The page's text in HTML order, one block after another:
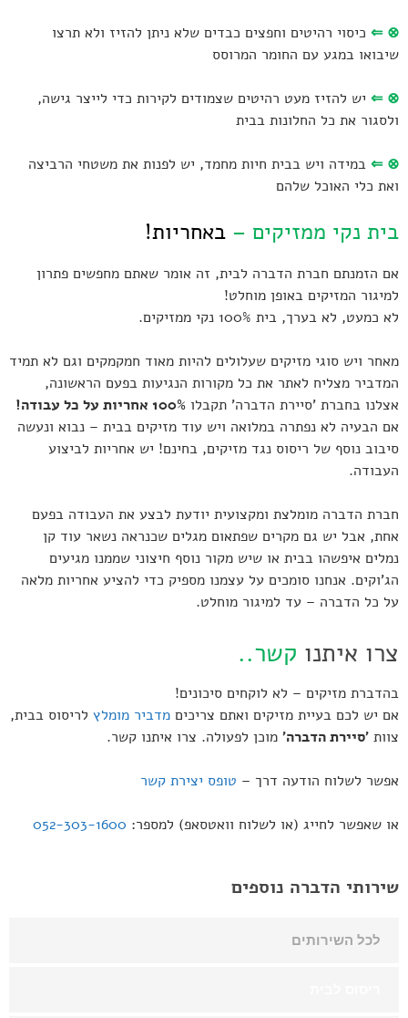
שירותי הדברה נוספים
לכל השירותים
⊗
⇐ כיסוי רהיטים וחפצים כבדים שלא ניתן להזיז ולא תרצו
שיבואו במגע עם החומר המרוסס
⊗
⇐ יש להזיז מעט רהיטים שצמודים לקירות כדי לייצר גישה,
ולסגור את כל החלונות בבית
⊗
⇐ במידה ויש בבית חיות מחמד, יש לפנות את משטחי הרביצה
ואת כלי האוכל שלהם
בית נקי ממזיקים – באחריות!
אם הזמנתם חברת הדברה לבית, זה אומר שאתם מחפשים פתרון
למיגור המזיקים באופן מוחלט!
לא כמעט, לא בערך, בית 100% נקי ממזיקים.
מאחר ויש סוגי מזיקים שעלולים להיות מאוד חמקמקים וגם לא תמיד
המדביר מצליח לאתר את כל מקורות הנגיעות בפעם הראשונה,
אצלנו בחברת 'סיירת הדברה' תקבלו 100% אחריות על כל עבודה!
אם הבעיה לא נפתרה במלואה ויש עוד מזיקים בבית – נבוא ונעשה
סיבוב נוסף של ריסוס נגד מזיקים, בחינם! יש אחריות לביצוע
העבודה.
חברת הדברה מומלצת ומקצועית יודעת לבצע את העבודה בפעם
אחת, אבל יש גם מקרים שפתאום מגלים שכנראה נשאר עוד קן
נמלים איפשהו בבית או שיש מקור נוסף חיצוני שממנו מגיעים
הג'וקים. אנחנו סומכים על עצמנו מספיק כדי להציע אחריות מלאה
על כל הדברה – עד למיגור מוחלט.
צרו איתנו קשר..
בהדברת מזיקים – לא לוקחים סיכונים!
אם יש לכם בעיית מזיקים ואתם צריכים מדביר מומלץ לריסוס בבית,
צוות 'סיירת הדברה' מוכן לפעולה. צרו איתנו קשר.
אפשר לשלוח הודעה דרך – טופס יצירת קשר
או שאפשר לחייג (או לשלוח וואטסאפ) למספר: 052-303-1600